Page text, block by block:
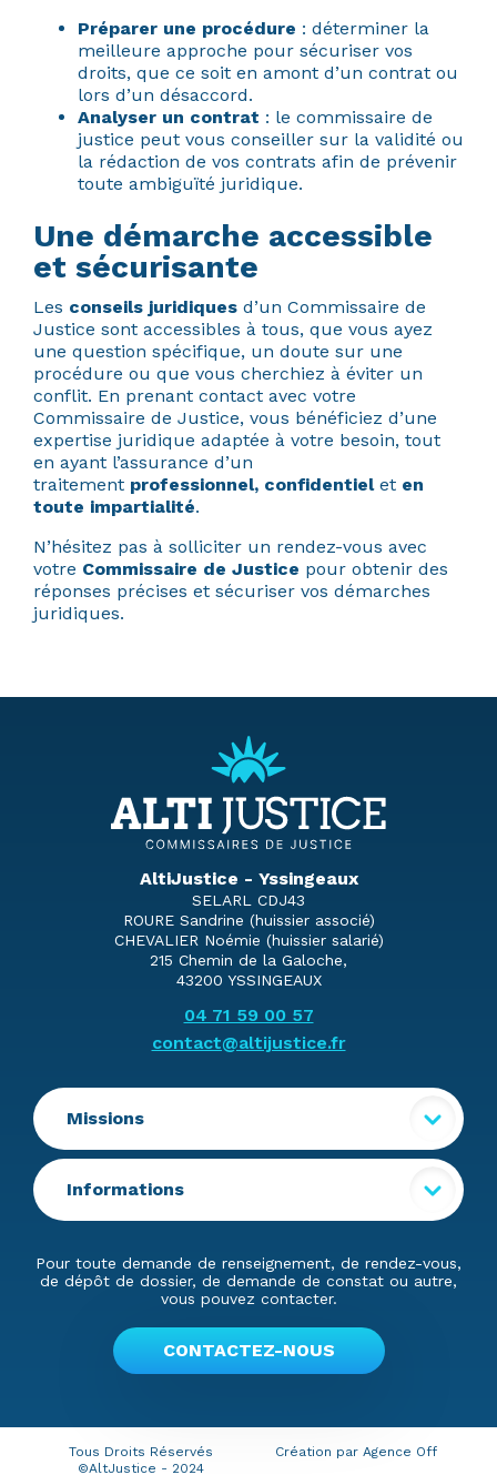
Préparer une procédure : déterminer la
meilleure approche pour sécuriser vos
droits, que ce soit en amont d’un contrat ou
lors d’un désaccord.
Analyser un contrat : le commissaire de
justice peut vous conseiller sur la validité ou
la rédaction de vos contrats afin de prévenir
toute ambiguïté juridique.
Une démarche accessible
et sécurisante
Les conseils juridiques d’un Commissaire de
Justice sont accessibles à tous, que vous ayez
une question spécifique, un doute sur une
procédure ou que vous cherchiez à éviter un
conflit. En prenant contact avec votre
Commissaire de Justice, vous bénéficiez d’une
expertise juridique adaptée à votre besoin, tout
en ayant l’assurance d’un
traitement professionnel, confidentielet en
toute impartialité.
N’hésitez pas à solliciter un rendez-vous avec
votre Commissaire de Justice pour obtenir des
réponses précises et sécuriser vos démarches
juridiques.
AltiJustice - Yssingeaux
SELARL CDJ43
ROURE Sandrine (huissier associé)
CHEVALIER Noémie (huissier salarié)
215 Chemin de la Galoche,
43200 YSSINGEAUX
04 71 59 00 57
contact@altijustice.fr
Missions
Informations
Pour toute demande de renseignement, de rendez-vous,
de dépôt de dossier, de demande de constat ou autre,
vous pouvez contacter.
CONTACTEZ-NOUS
Tous Droits Réservés
©AltJustice - 2024
Création par Agence Off